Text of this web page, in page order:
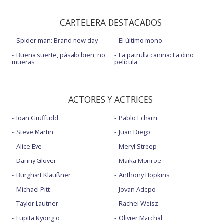
CARTELERA DESTACADOS
Spider-man: Brand new day
Buena suerte, pásalo bien, no
mueras
El último mono
La patrulla canina: La dino
película
ACTORES Y ACTRICES
Ioan Gruffudd
Steve Martin
Alice Eve
Danny Glover
Burghart Klaußner
Michael Pitt
Taylor Lautner
Lupita Nyong'o
Pablo Echarri
Juan Diego
Meryl Streep
Maika Monroe
Anthony Hopkins
Jovan Adepo
Rachel Weisz
Olivier Marchal